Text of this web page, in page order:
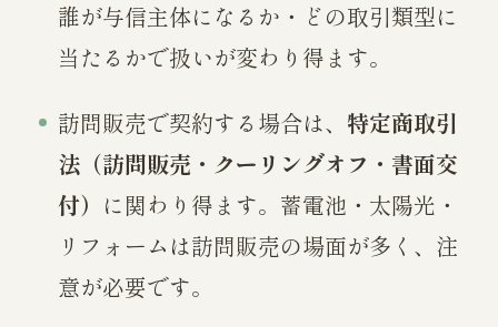
誰が与信主体になるか・どの取引類型に
当たるかで扱いが変わり得ます。
訪問販売で契約する場合は、 特定商取引
法（訪問販売・クーリングオフ・書面交
付） に関わり得ます。蓄電池・太陽光・
リフォームは訪問販売の場面が多く、注
意が必要です。